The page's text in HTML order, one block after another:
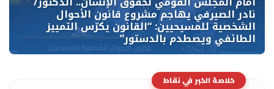
خلاصة الخبر في نقاط